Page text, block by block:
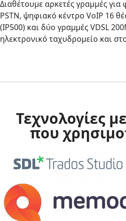
Διαθέτουμε αρκετές γραμμές
PSTN, ψηφιακό κέντρο VoIP 16
(IP500) και δύο γραμμές VDSL
ηλεκτρονικό ταχυδρομείο και
Τεχνολογίες
που